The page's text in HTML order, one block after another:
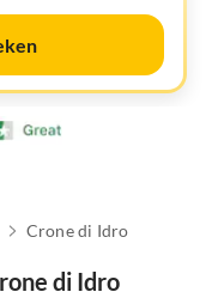
Crone di Idro
di Idro